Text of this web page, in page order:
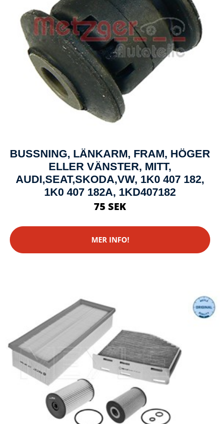
BUSSNING, LÄNKARM, FRAM, HÖGER
ELLER VÄNSTER, MITT,
AUDI,SEAT,SKODA,VW, 1K0 407 182,
1K0 407 182A, 1KD407182
75 SEK
MER INFO!